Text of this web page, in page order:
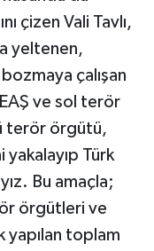
çizen Vali Tavlı,
yeltenen,
çalışan
ve sol terör
terör örgütü,
Türk
Bu amaçla;
örgütleri ve
yapılan toplam